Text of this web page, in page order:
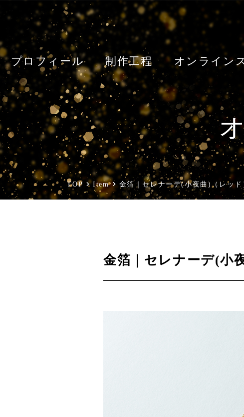
プロフィール 制作工程 オンライン
TOP Item 金箔｜セレナーデ(小夜曲)（レッド
金箔｜セレナーデ(小